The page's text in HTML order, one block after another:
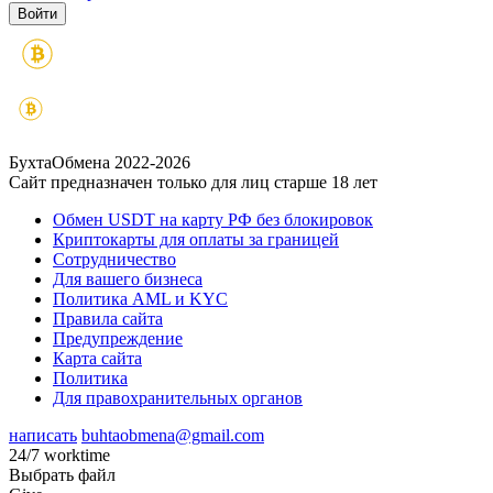
БухтаОбмена 2022-2026
Сайт предназначен только для лиц старше 18 лет
Обмен USDT на карту РФ без блокировок
Криптокарты для оплаты за границей
Сотрудничество
Для вашего бизнеса
Политика AML и KYC
Правила сайта
Предупреждение
Карта сайта
Политика
Для правохранительных органов
написать buhtaobmena@gmail.com
24/7 worktime
Выбрать файл